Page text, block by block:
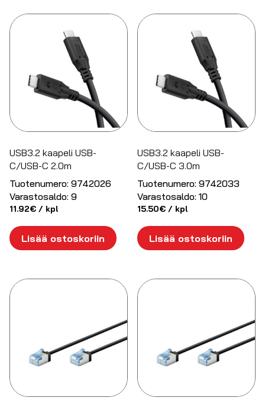
USB3.2 kaapeli USB-
C/USB-C 2.0m
Tuotenumero: 9742026
Varastosaldo: 9
11.92€ / kpl
Lisää ostoskoriin
USB3.2 kaapeli USB-
C/USB-C 3.0m
Tuotenumero: 9742033
Varastosaldo: 10
15.50€ / kpl
Lisää ostoskoriin